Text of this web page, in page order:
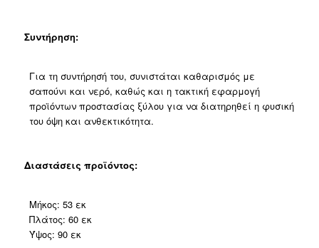
Συντήρηση:
Για τη συντήρησή του, συνιστάται καθαρισμός με
σαπούνι και νερό, καθώς και η τακτική εφαρμογή
προϊόντων προστασίας ξύλου για να διατηρηθεί η φυσική
του όψη και ανθεκτικότητα.
Διαστάσεις προϊόντος:
Μήκος: 53 εκ
Πλάτος: 60 εκ
Ύψος: 90 εκ